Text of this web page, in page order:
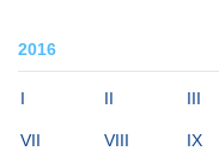
2016
I II III
VII VIII IX